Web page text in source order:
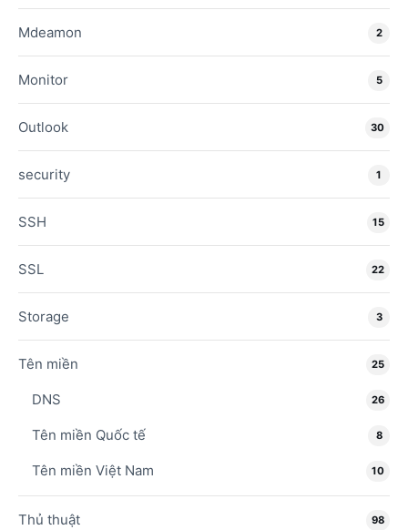
Mdeamon 2
Monitor 5
Outlook 30
security 1
SSH 15
SSL 22
Storage 3
Tên miền 25
DNS 26
Tên miền Quốc tế 8
Tên miền Việt Nam 10
Thủ thuật 98